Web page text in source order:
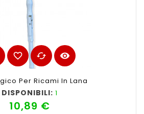
favorite_border cached visibility
Per Ricami In Lana
DISPONIBILI: 1
10,89 €